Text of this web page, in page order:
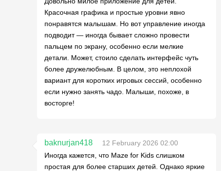
Красочная графика и простые уровни явно
понравятся малышам. Но вот управление иногда
подводит — иногда бывает сложно провести
пальцем по экрану, особенно если мелкие
детали. Может, стоило сделать интерфейс чуть
более дружелюбным. В целом, это неплохой
вариант для коротких игровых сессий, особенно
если нужно занять чадо. Малыши, похоже, в
восторге!
baknurjan418
12 February 2026 02:00
Иногда кажется, что Maze for Kids слишком
простая для более старших детей. Однако яркие